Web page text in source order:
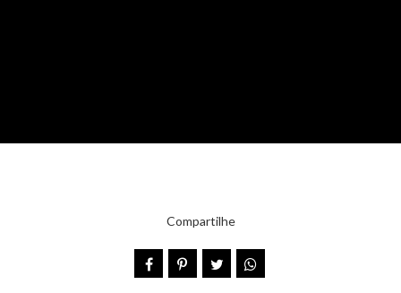
Compartilhe